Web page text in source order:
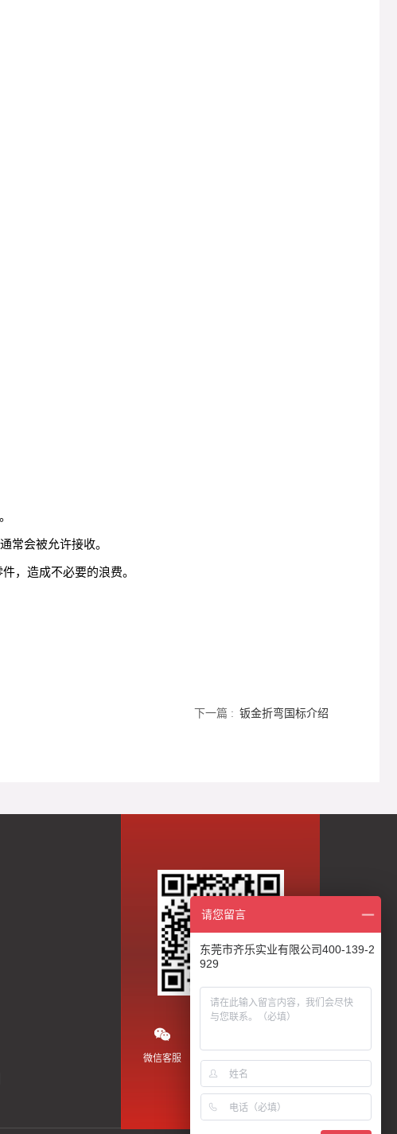
常会被允许接收。
，造成不必要的浪费。
下一篇 : 钣金折弯国标介绍
微信客服 微信公众号 抖音视频
请您留言
东莞市齐乐实业有限公司400-139-2
929